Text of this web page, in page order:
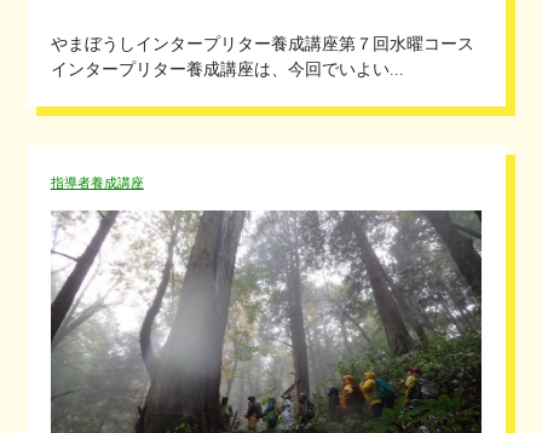
やまぼうしインタープリター養成講座第７回水曜コース
インタープリター養成講座は、今回でいよい...
指導者養成講座